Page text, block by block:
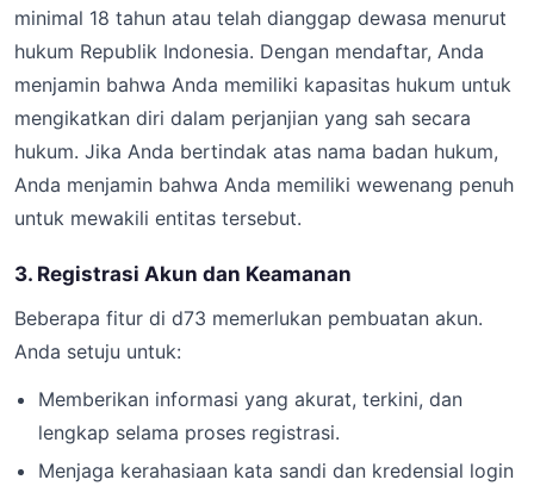
minimal 18 tahun atau telah dianggap dewasa menurut
hukum Republik Indonesia. Dengan mendaftar, Anda
menjamin bahwa Anda memiliki kapasitas hukum untuk
mengikatkan diri dalam perjanjian yang sah secara
hukum. Jika Anda bertindak atas nama badan hukum,
Anda menjamin bahwa Anda memiliki wewenang penuh
untuk mewakili entitas tersebut.
3. Registrasi Akun dan Keamanan
Beberapa fitur di d73 memerlukan pembuatan akun.
Anda setuju untuk:
Memberikan informasi yang akurat, terkini, dan
lengkap selama proses registrasi.
Menjaga kerahasiaan kata sandi dan kredensial login